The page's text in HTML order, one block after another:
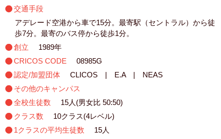
交通手段
アデレード空港から車で15分。最寄駅（セントラル）から徒
歩7分。最寄のバス停から徒歩1分。
創立
1989年
CRICOS CODE
08985G
認定/加盟団体
CLICOS | E.A | NEAS
その他のキャンパス
全校生徒数
15人(男女比 50:50)
クラス数
10クラス(4レベル)
1クラスの平均生徒数
15人